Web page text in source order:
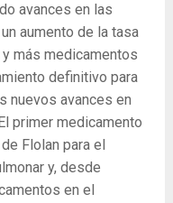
avances en las
aumento de la tasa
más medicamentos
definitivo para
nuevos avances en
primer medicamento
Flolan para el
y, desde
en el